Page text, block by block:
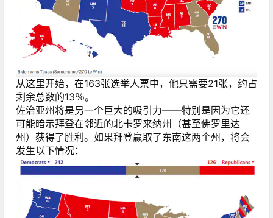
从这里开始，在163张选举人票中，他只需要21张，约占
剩余总数的13％。
佐治亚州将是另一个巨大的吸引力——特别是因为它还
可能暗示拜登在邻近的北卡罗来纳州（甚至佛罗里达
州）获得了胜利。如果拜登赢取了东南这两个州，将会
发生以下情况：